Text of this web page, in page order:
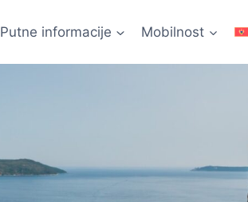
Putne informacije Mobilnost